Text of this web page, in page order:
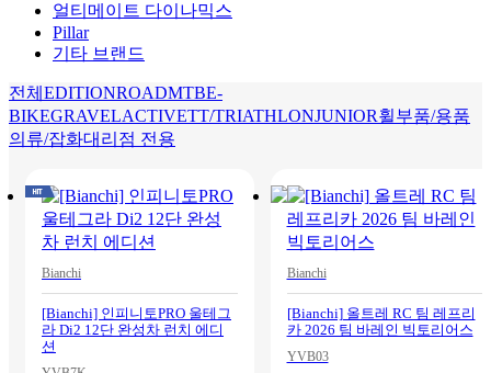
얼티메이트 다이나믹스
Pillar
기타 브랜드
전체 EDITIONROADMTBE-
BIKEGRAVELACTIVETT/TRIATHLONJUNIOR휠부품/용품
의류/잡화대리점 전용
Bianchi
[Bianchi] 인피니토PRO 울테그
라 Di2 12단 완성차 런치 에디
션
Bianchi
[Bianchi] 올트레 RC 팀 레프리
카 2026 팀 바레인 빅토리어스
YVB03